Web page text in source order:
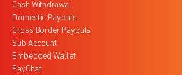
Cash Withdrawal
Domestic Payouts
Cross Border Payouts
Sub Account
Embedded Wallet
PayChat